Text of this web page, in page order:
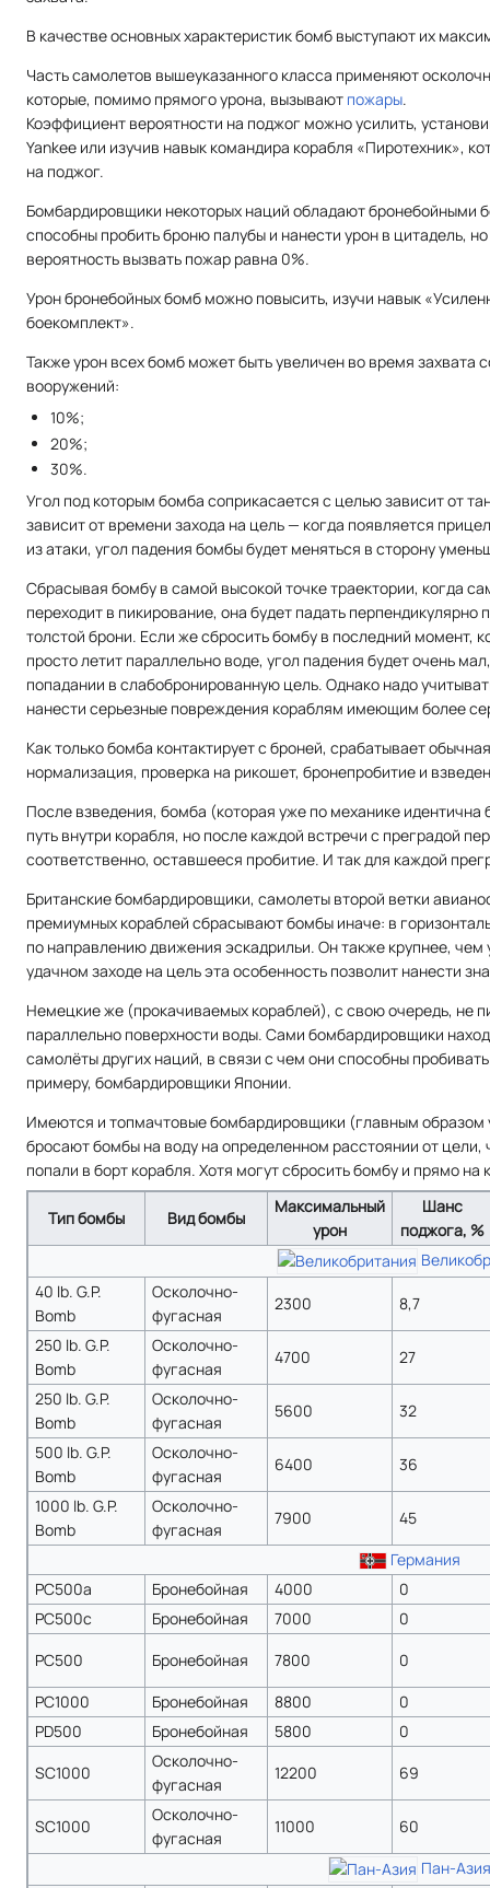
В качестве основных характеристик бомб выступают их
Часть самолетов вышеуказанного класса применяют
которые, помимо прямого урона, вызывают пожары.
Коэффициент вероятности на поджог можно усилить,
Yankee или изучив навык командира корабля «Пиротехник»,
на поджог.
Бомбардировщики некоторых наций обладают бронебойными
способны пробить броню палубы и нанести урон в цитадель,
вероятность вызвать пожар равна 0%.
Урон бронебойных бомб можно повысить, изучи навык
боекомплект».
Также урон всех бомб может быть увеличен во время захвата
вооружений:
10%;
20%;
30%.
Угол под которым бомба соприкасается с целью зависит от
зависит от времени захода на цель — когда появляется
из атаки, угол падения бомбы будет меняться в сторону
Сбрасывая бомбу в самой высокой точке траектории, когда
переходит в пикирование, она будет падать перпендикулярно
толстой брони. Если же сбросить бомбу в последний момент,
просто летит параллельно воде, угол падения будет очень
попадании в слабобронированную цель. Однако надо
нанести серьезные повреждения кораблям имеющим более
Как только бомба контактирует с броней, срабатывает
нормализация, проверка на рикошет, бронепробитие и
После взведения, бомба (которая уже по механике
путь внутри корабля, но после каждой встречи с преградой
соответственно, оставшееся пробитие. И так для каждой
Британские бомбардировщики, самолеты второй ветки
премиумных кораблей сбрасывают бомбы иначе: в
по направлению движения эскадрильи. Он также крупнее,
удачном заходе на цель эта особенность позволит нанести
Немецкие же (прокачиваемых кораблей), с свою очередь, не
параллельно поверхности воды. Сами бомбардировщики
самолёты других наций, в связи с чем они способны
примеру, бомбардировщики Японии.
Имеются и топмачтовые бомбардировщики (главным
бросают бомбы на воду на определенном расстоянии от цели,
попали в борт корабля. Хотя могут сбросить бомбу и прямо на
Тип бомбы Вид бомбы
Максимальный
урон
Шанс
поджога, %
40 lb. G.P.
Bomb
Осколочно-
фугасная
2300
8,7
250 lb. G.P.
Bomb
Осколочно-
фугасная
4700
27
250 lb. G.P.
Bomb
Осколочно-
фугасная
5600
32
500 lb. G.P.
Bomb
Осколочно-
фугасная
6400
36
1000 lb. G.P.
Bomb
Осколочно-
фугасная
7900
45
Германия
PC500a
Бронебойная 4000
0
PC500c
Бронебойная 7000
0
PC500
Бронебойная 7800
0
PC1000
Бронебойная 8800
0
PD500
Бронебойная 5800
0
SC1000
Осколочно-
фугасная
12200 69
SC1000
Осколочно-
фугасная
11000
60
Пан-Азия